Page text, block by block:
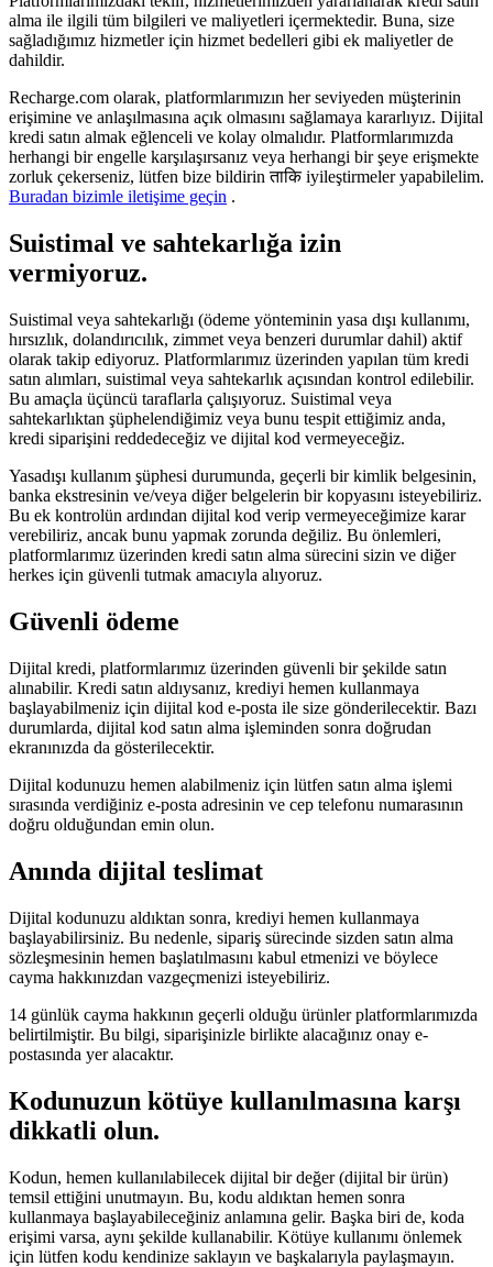
alma ile ilgili tüm bilgileri ve maliyetleri içermektedir. Buna, size
sağladığımız hizmetler için hizmet bedelleri gibi ek maliyetler de
dahildir.
Recharge.com olarak, platformlarımızın her seviyeden müşterinin
erişimine ve anlaşılmasına açık olmasını sağlamaya kararlıyız. Dijital
kredi satın almak eğlenceli ve kolay olmalıdır. Platformlarımızda
herhangi bir engelle karşılaşırsanız veya herhangi bir şeye erişmekte
zorluk çekerseniz, lütfen bize bildirin ताकि iyileştirmeler yapabilelim.
Buradan bizimle iletişime geçin .
Suistimal ve sahtekarlığa izin
vermiyoruz.
Suistimal veya sahtekarlığı (ödeme yönteminin yasa dışı kullanımı,
hırsızlık, dolandırıcılık, zimmet veya benzeri durumlar dahil) aktif
olarak takip ediyoruz. Platformlarımız üzerinden yapılan tüm kredi
satın alımları, suistimal veya sahtekarlık açısından kontrol edilebilir.
Bu amaçla üçüncü taraflarla çalışıyoruz. Suistimal veya
sahtekarlıktan şüphelendiğimiz veya bunu tespit ettiğimiz anda,
kredi siparişini reddedeceğiz ve dijital kod vermeyeceğiz.
Yasadışı kullanım şüphesi durumunda, geçerli bir kimlik belgesinin,
banka ekstresinin ve/veya diğer belgelerin bir kopyasını isteyebiliriz.
Bu ek kontrolün ardından dijital kod verip vermeyeceğimize karar
verebiliriz, ancak bunu yapmak zorunda değiliz. Bu önlemleri,
platformlarımız üzerinden kredi satın alma sürecini sizin ve diğer
herkes için güvenli tutmak amacıyla alıyoruz.
Güvenli ödeme
Dijital kredi, platformlarımız üzerinden güvenli bir şekilde satın
alınabilir. Kredi satın aldıysanız, krediyi hemen kullanmaya
başlayabilmeniz için dijital kod e-posta ile size gönderilecektir. Bazı
durumlarda, dijital kod satın alma işleminden sonra doğrudan
ekranınızda da gösterilecektir.
Dijital kodunuzu hemen alabilmeniz için lütfen satın alma işlemi
sırasında verdiğiniz e-posta adresinin ve cep telefonu numarasının
doğru olduğundan emin olun.
Anında dijital teslimat
Dijital kodunuzu aldıktan sonra, krediyi hemen kullanmaya
başlayabilirsiniz. Bu nedenle, sipariş sürecinde sizden satın alma
sözleşmesinin hemen başlatılmasını kabul etmenizi ve böylece
cayma hakkınızdan vazgeçmenizi isteyebiliriz.
14 günlük cayma hakkının geçerli olduğu ürünler platformlarımızda
belirtilmiştir. Bu bilgi, siparişinizle birlikte alacağınız onay e-
postasında yer alacaktır.
Kodunuzun kötüye kullanılmasına karşı
dikkatli olun.
Kodun, hemen kullanılabilecek dijital bir değer (dijital bir ürün)
temsil ettiğini unutmayın. Bu, kodu aldıktan hemen sonra
kullanmaya başlayabileceğiniz anlamına gelir. Başka biri de, koda
erişimi varsa, aynı şekilde kullanabilir. Kötüye kullanımı önlemek
için lütfen kodu kendinize saklayın ve başkalarıyla paylaşmayın.